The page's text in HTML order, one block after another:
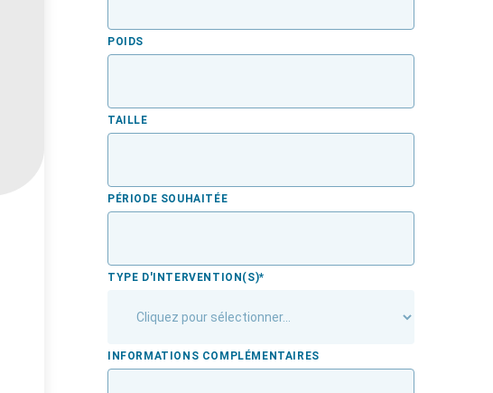
POIDS
TAILLE
PÉRIODE SOUHAITÉE
TYPE D'INTERVENTION(S)*
INFORMATIONS COMPLÉMENTAIRES